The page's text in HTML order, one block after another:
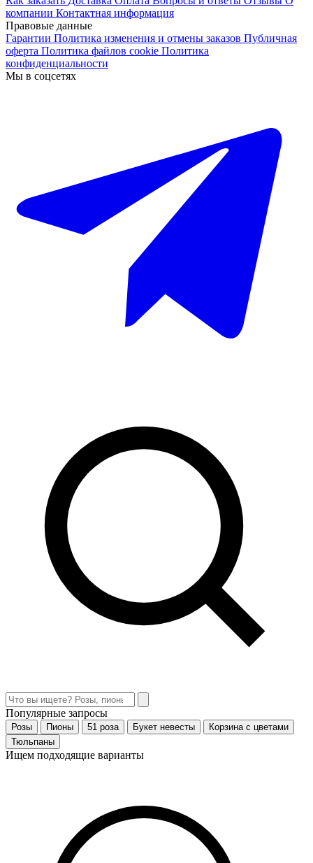
компании Контактная информация
Правовые данные
Гарантии Политика изменения и отмены заказов Публичная
оферта Политика файлов cookie Политика
конфиденциальности
Мы в соцсетях
Популярные запросы
Розы Пионы 51 роза Букет невесты
Корзина с цветами
Тюльпаны
Ищем подходящие варианты